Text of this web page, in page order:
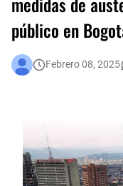
público en
Febrero 08, 2025